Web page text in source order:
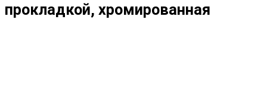
прокладкой, хромированная